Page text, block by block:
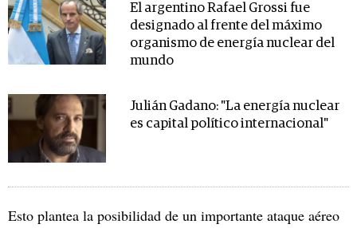
El argentino Rafael Grossi fue
designado al frente del máximo
organismo de energía nuclear del
mundo
Julián Gadano: "La energía nuclear
es capital político internacional"
Esto plantea la posibilidad de un importante ataque aéreo